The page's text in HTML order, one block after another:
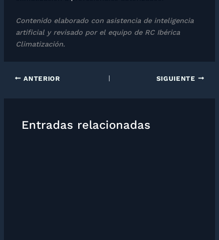
Contenido elaborado con asistencia de inteligencia
artificial y revisado por el equipo de RC Ibérica
Climatización.
ANTERIOR SIGUIENTE
Entradas relacionadas